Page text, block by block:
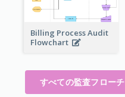
Billing Process Audit
Flowchart
すべての監査フロー